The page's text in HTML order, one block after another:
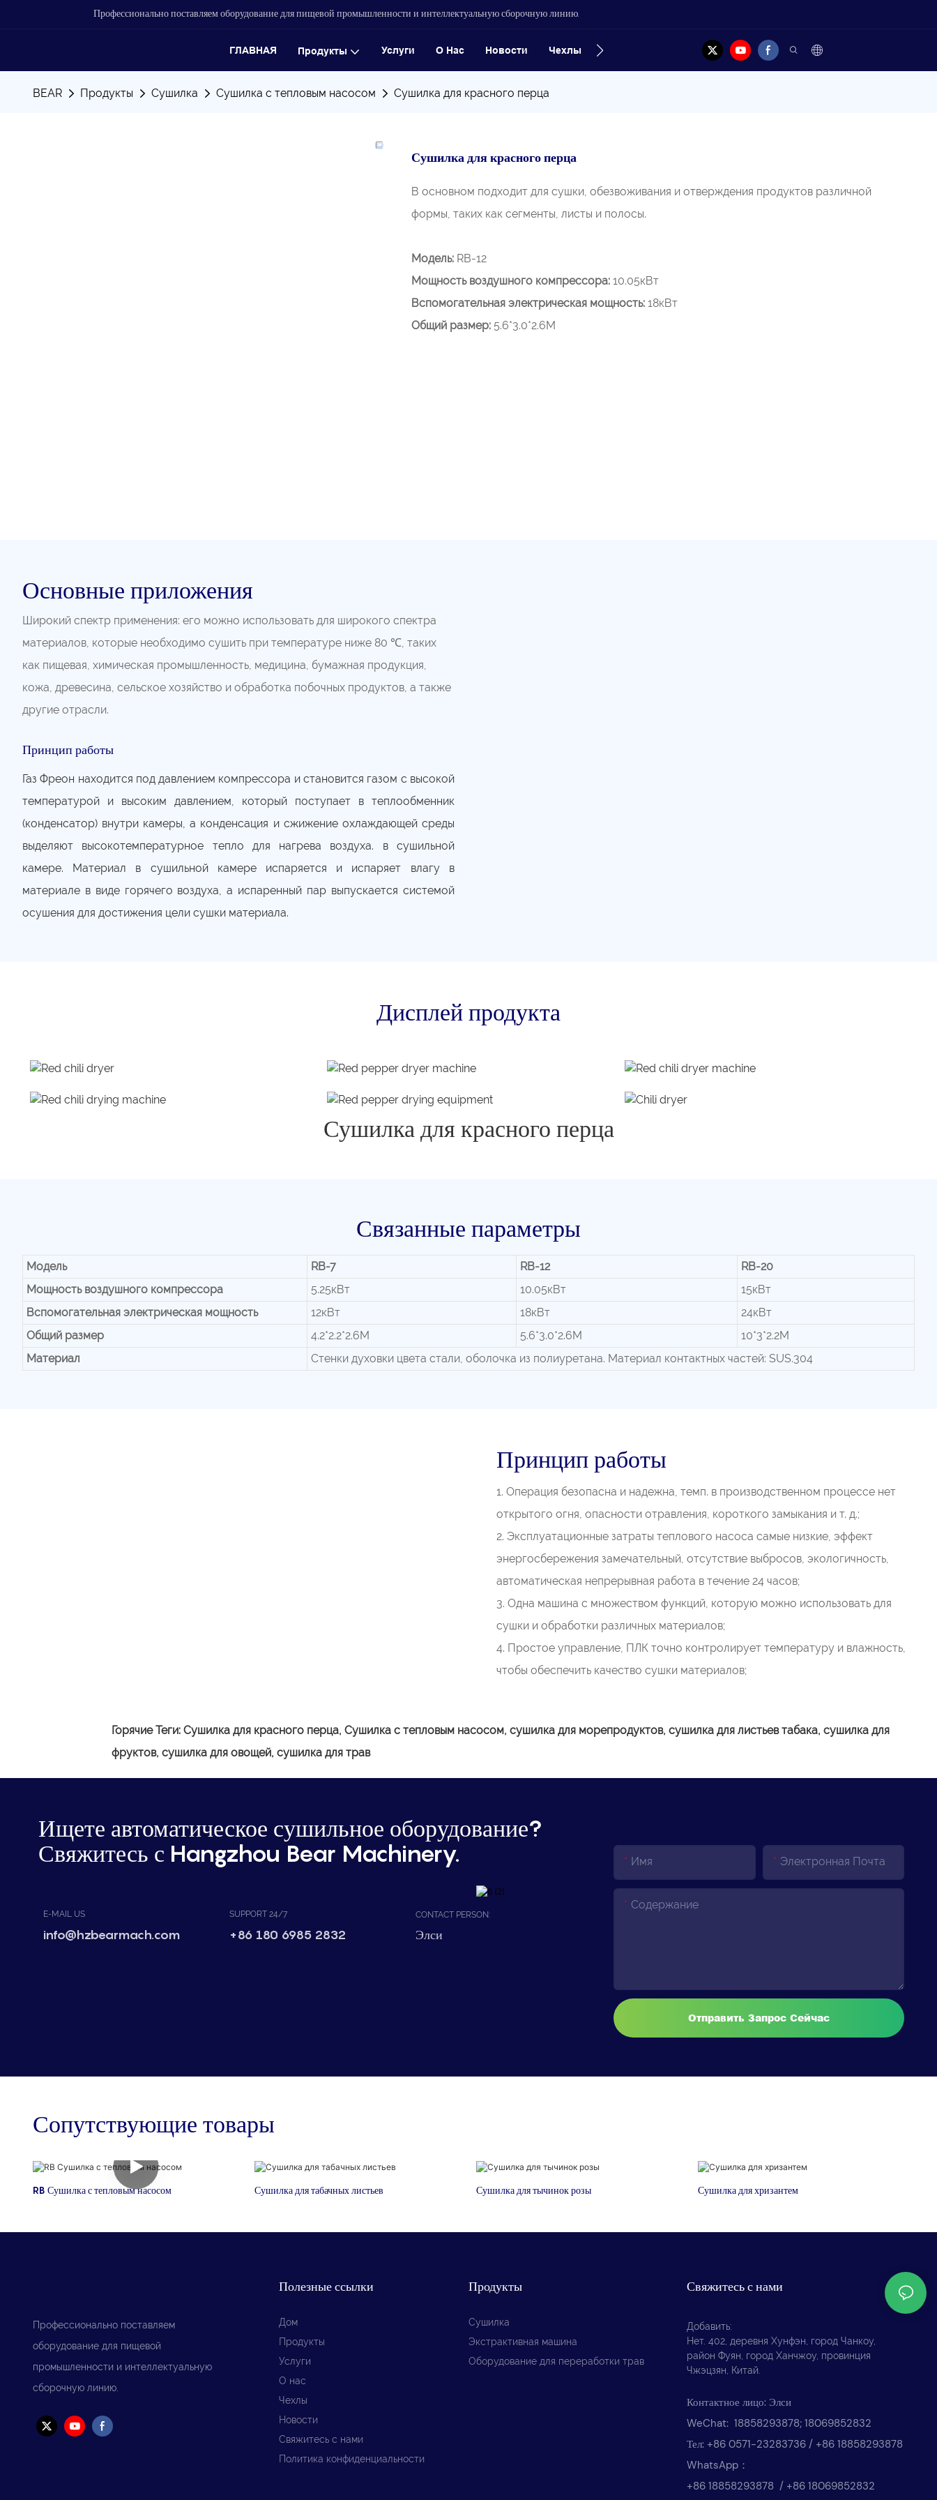
Профессионально поставляем оборудование для пищевой промышленности и интеллектуальную сборочную линию.
ГЛАВНАЯ Продукты Услуги О Нас Новости Чехлы Контакт
BEAR Продукты Сушилка Сушилка с тепловым насосом Сушилка для красного перца
Сушилка для красного перца
В основном подходит для сушки, обезвоживания и отверждения продуктов различной
формы, таких как сегменты, листы и полосы.
Модель: RB-12
Мощность воздушного компрессора:10.05кВт
Вспомогательная электрическая мощность:18кВт
Общий размер:5.6*3.0*2.6М
Основные приложения
Широкий спектр применения: его можно использовать для широкого спектра
материалов, которые необходимо сушить при температуре ниже 80 ℃, таких
как пищевая, химическая промышленность, медицина, бумажная продукция,
кожа, древесина, сельское хозяйство и обработка побочных продуктов, а также
другие отрасли.
Принцип работы
Газ Фреон находится под давлением компрессора и становится газом с высокой
температурой и высоким давлением, который поступает в теплообменник
(конденсатор) внутри камеры, а конденсация и сжижение охлаждающей среды
выделяют высокотемпературное тепло для нагрева воздуха. в сушильной
камере. Материал в сушильной камере испаряется и испаряет влагу в
материале в виде горячего воздуха, а испаренный пар выпускается системой
осушения для достижения цели сушки материала.
Дисплей продукта
Сушилка для красного перца
Связанные параметры
Модель RB-7 RB-12
RB-20
Мощность воздушного компрессора
5.25кВт 10.05кВт
15кВт
Вспомогательная электрическая мощность
12кВт 18кВт
24кВт
Общий размер
4.2*2.2*2.6М 5.6*3.0*2.6М
10*3*2.2М
Материал
Стенки духовки цвета стали, оболочка из полиуретана. Материал контактных частей: SUS.304
Принцип работы
1. Операция безопасна и надежна, темп. в производственном процессе нет
открытого огня, опасности отравления, короткого замыкания и т. д.;
2. Эксплуатационные затраты теплового насоса самые низкие, эффект
энергосбережения замечательный, отсутствие выбросов, экологичность,
автоматическая непрерывная работа в течение 24 часов;
3. Одна машина с множеством функций, которую можно использовать для
сушки и обработки различных материалов;
4. Простое управление, ПЛК точно контролирует температуру и влажность,
чтобы обеспечить качество сушки материалов;
Горячие Теги: Сушилка для красного перца, Сушилка с тепловым насосом, сушилка для морепродуктов, сушилка для листьев табака, сушилка для
фруктов, сушилка для овощей, сушилка для трав
Ищете автоматическое сушильное оборудование?
Свяжитесь с Hangzhou Bear Machinery.
E-MAIL US
info@hzbearmach.com
SUPPORT 24/7
+86 180 6985 2832
CONTACT PERSON:
Элси
Имя Электронная Почта
Содержание
Отправить Запрос Сейчас
Сопутствующие товары
RB Сушилка с тепловым насосом Сушилка для табачных листьев Сушилка для тычинок розы Сушилка для хризантем
Профессионально поставляем
оборудование для пищевой
промышленности и интеллектуальную
сборочную линию.
Полезные ссылки
Дом
Продукты
Услуги
О нас
Чехлы
Новости
Свяжитесь с нами
Политика конфиденциальности
Продукты
Сушилка
Экстрактивная машина
Оборудование для переработки трав
Свяжитесь с нами
Добавить:
Нет. 402, деревня Хунфэн, город Чанкоу,
район Фуян, город Ханчжоу, провинция
Чжэцзян, Китай.
Контактное лицо: Элси
WeChat: 18858293878; 18069852832
Тел: +86 0571-23283736 / +86 18858293878
WhatsApp：
+86 18858293878 / +86 18069852832